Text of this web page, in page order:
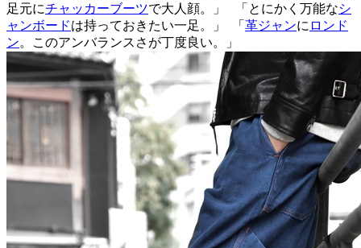
足元にチャッカーブーツで大人顔。」 「とにかく万能なシ
ャンボードは持っておきたい一足。」 「 革ジャンに ロンド
ン。このアンバランスさが丁度良い。」